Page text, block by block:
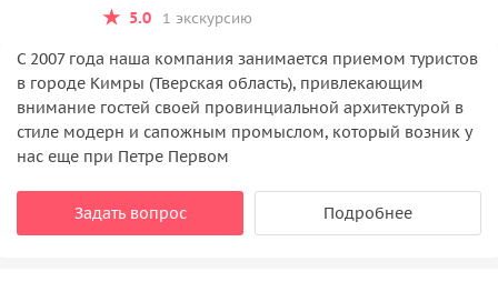
5.0
1 экскурсию
С 2007 года наша компания занимается приемом туристов
в городе Кимры (Тверская область), привлекающим
внимание гостей своей провинциальной архитектурой в
стиле модерн и сапожным промыслом, который возник у
нас еще при Петре Первом
Задать вопрос Подробнее